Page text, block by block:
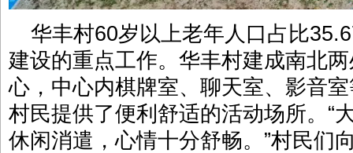
华丰村60岁以上老年人口占比
建设的重点工作。华丰村建成南北
心，中心内棋牌室、聊天室、影音
村民提供了便利舒适的活动场所。“
休闲消遣，心情十分舒畅。”村民们